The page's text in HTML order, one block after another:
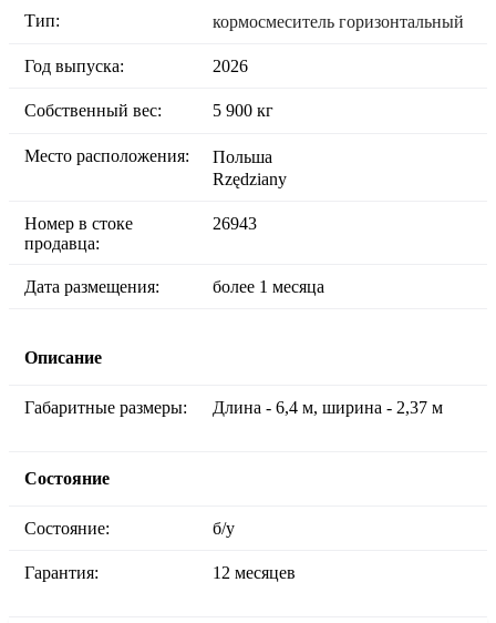
Тип: кормосмеситель горизонтальный
Год выпуска: 2026
Собственный вес: 5 900 кг
Место расположения:
Польша
Rzędziany
Номер в стоке
продавца:
26943
Дата размещения: более 1 месяца
Описание
Габаритные размеры: Длина - 6,4 м, ширина - 2,37 м
Состояние
Состояние: б/у
Гарантия: 12 месяцев